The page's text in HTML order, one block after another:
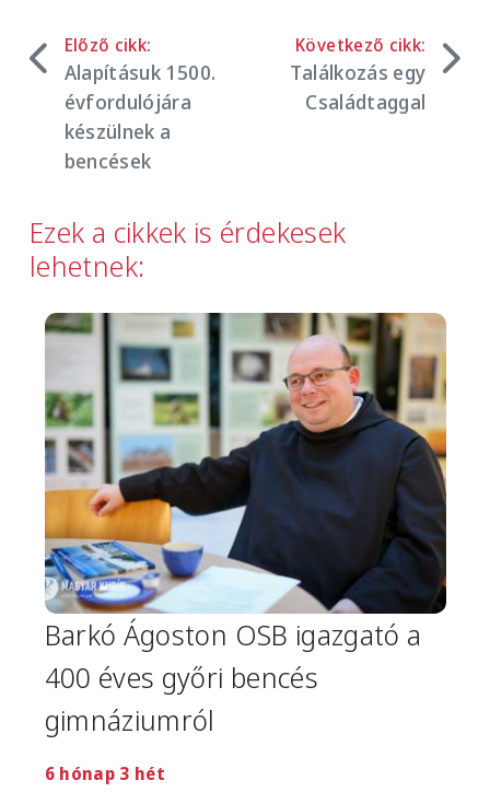
Előző cikk:
Alapításuk 1500.
évfordulójára
készülnek a
bencések
Következő cikk:
Találkozás egy
Családtaggal
Ezek a cikkek is érdekesek
lehetnek:
Image
Barkó Ágoston OSB igazgató a
400 éves győri bencés
gimnáziumról
6 hónap 3 hét